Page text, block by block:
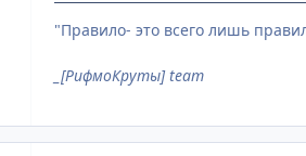
"Правило- это всего лишь
_[РифмоКруты] team